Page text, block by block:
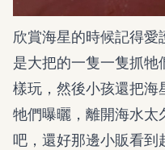
欣賞海星的時候記得
是大把的一隻一隻抓牠
樣玩，然後小孩還把海
牠們曝曬，離開海水太
吧，還好那邊小販看到